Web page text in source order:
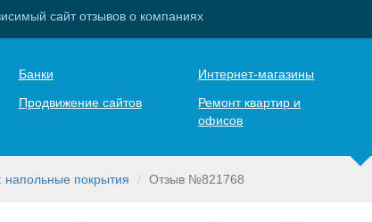
сайт отзывов о компаниях
Банки Интернет-магазины
Продвижение сайтов
Ремонт квартир и
офисов
покрытия Отзыв №821768